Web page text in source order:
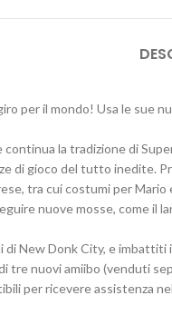
per il mondo! Usa le sue
la tradizione di
di gioco del tutto inedite.
tra cui costumi per
nuove mosse, come
New Donk City, e
tre nuovi amiibo (venduti
per ricevere assistenza